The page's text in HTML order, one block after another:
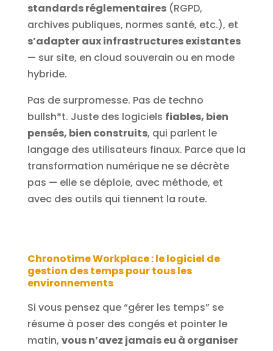
standards réglementaires(RGPD,
archives publiques, normes santé, etc.), et
s’adapter aux infrastructures existantes
— sur site, en cloud souverain ou en mode
hybride.
Pas de surpromesse. Pas de techno
bullsh*t. Juste des logiciels fiables, bien
pensés, bien construits, qui parlent le
langage des utilisateurs finaux. Parce que la
transformation numérique ne se décrète
pas — elle se déploie, avec méthode, et
avec des outils qui tiennent la route.
Chronotime Workplace : le logiciel de
gestion des temps pour tous les
environnements
Si vous pensez que “gérer les temps” se
résume à poser des congés et pointer le
matin, vous n’avez jamais eu à organiser